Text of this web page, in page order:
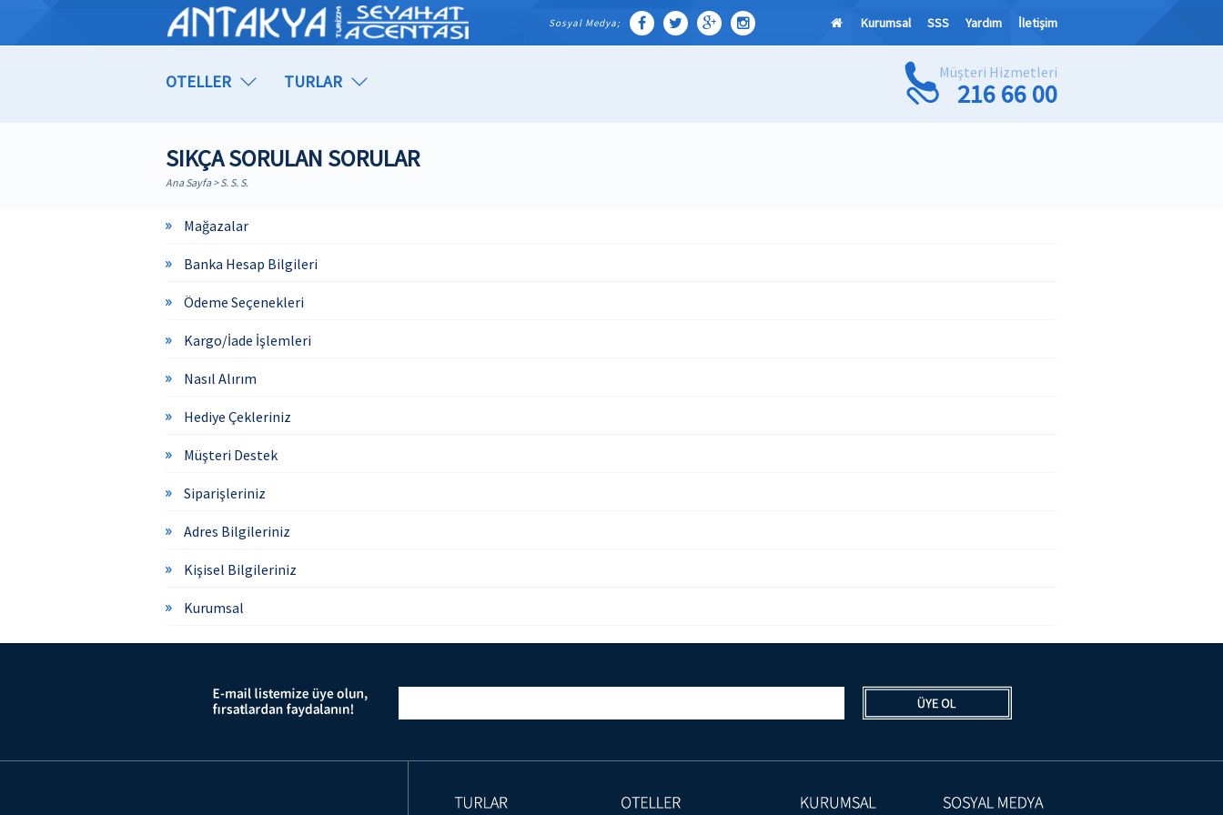
Sosyal Medya; Kurumsal SSS Yardım İletişim
OTELLER TURLAR Müşteri Hizmetleri
216 66 00
SIKÇA SORULAN SORULAR
Ana Sayfa> S. S. S.
Mağazalar
Banka Hesap Bilgileri
Ödeme Seçenekleri
Kargo/İade İşlemleri
Nasıl Alırım
Hediye Çekleriniz
Müşteri Destek
Siparişleriniz
Adres Bilgileriniz
Kişisel Bilgileriniz
Kurumsal